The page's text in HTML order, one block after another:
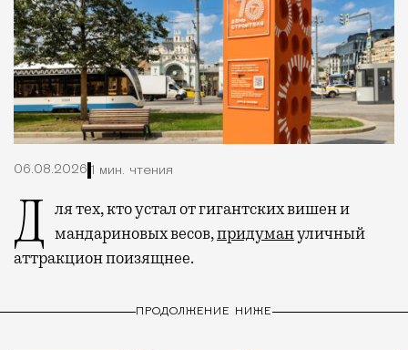
06.08.2026 1 мин. чтения
Для тех, кто устал от гигантских вишен и мандариновых весов,придумануличный
аттракцион поизящнее.
ПРОДОЛЖЕНИЕ НИЖЕ